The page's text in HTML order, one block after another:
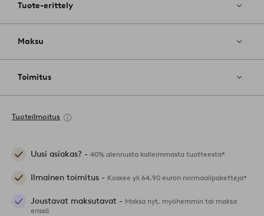
Tuote-erittely
Maksu
Toimitus
Tuoteilmoitus
Uusi asiakas? - 40% alennusta kalleimmasta tuotteesta*
Ilmainen toimitus - Koskee yli 64,90 euron normaalipaketteja*
Joustavat maksutavat - Maksa nyt, myöhemmin tai maksa
erissä